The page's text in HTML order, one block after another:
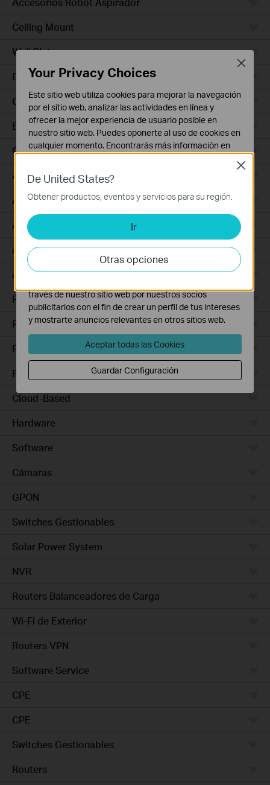
Ceiling Mount
Wall Plate
Desktop
Outdoor
Bridges
GPON
Access Plus
Aggregation
Access Max
Access
Access Pro
Routers Ethernet
Routers Wi-Fi
Routers 5G/4G
Routers Integrados
Cloud-Based
Hardware
Software
Cámaras
GPON
Switches Gestionables
Solar Power System
NVR
Routers Balanceadores de Carga
Wi-Fi de Exterior
Routers VPN
Software Service
CPE
CPE
Switches Gestionables
Routers
De United States?
Obtener productos, eventos y servicios para su región.
Ir
Otras opciones
Close
Your Privacy Choices
Este sitio web utiliza cookies para mejorar la navegación
por el sitio web, analizar las actividades en línea y
ofrecer la mejor experiencia de usuario posible en
nuestro sitio web. Puedes oponerte al uso de cookies en
cualquier momento. Encontrarás más información en
Cookies Básicas
Estas cookies son necesarias para el funcionamiento
del sitio web y no pueden desactivarse en tu sistema.
Cookies de Análisis y de Marketing
Las cookies de análisis nos permiten analizar tus
actividades en nuestro sitio web con el fin de mejorar y
adaptar la funcionalidad del mismo.
través de nuestro sitio web por nuestros socios
publicitarios con el fin de crear un perfil de tus intereses
y mostrarte anuncios relevantes en otros sitios web.
Aceptar todas las Cookies
Guardar Configuración
Close